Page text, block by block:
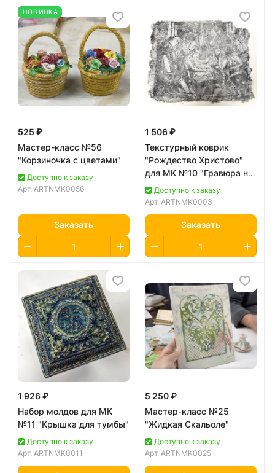
НОВИНКА
525 ₽
Мастер-класс №56
"Корзиночка с цветами"
Доступно к заказу
Арт. ARTNMK0056
Заказать
1 506 ₽
Текстурный коврик
"Рождество Христово"
для МК №10 "Гравюра на
гипсе"Доступно к заказу
Арт. ARTNMK0003
Заказать
1 926 ₽
Набор молдов для МК
№11 "Крышка для тумбы"
Доступно к заказу
Арт. ARTNMK0011
5 250 ₽
Мастер-класс №25
"Жидкая Скальоле"
Доступно к заказу
Арт. ARTNMK0025